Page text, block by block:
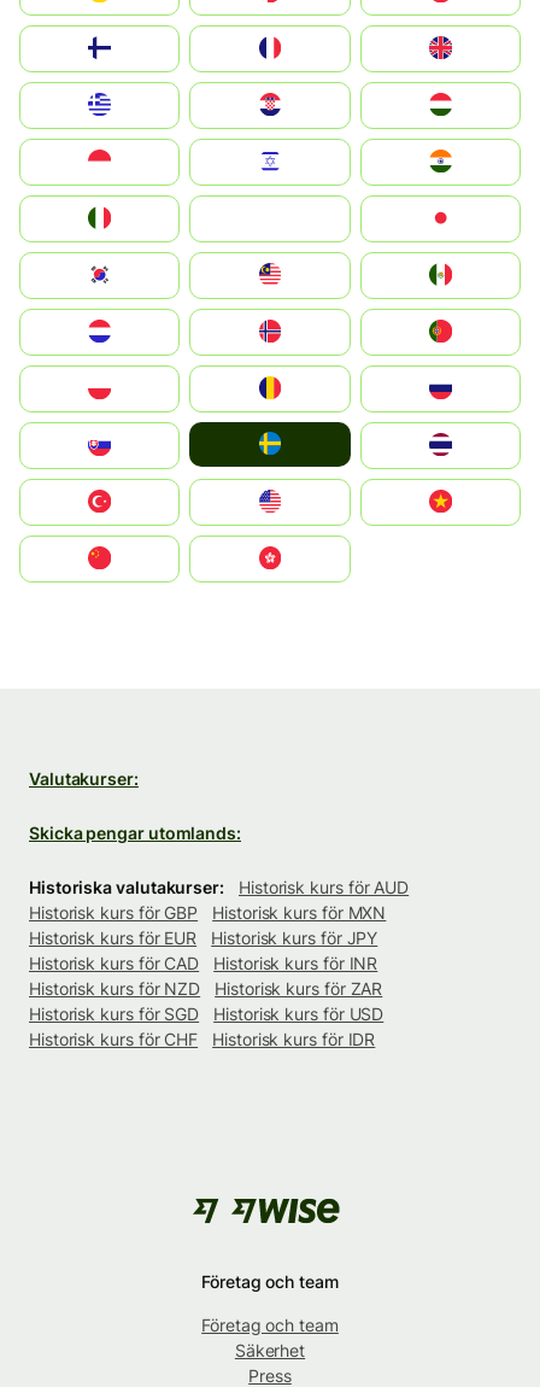
United Kingdom
Magyarország
South Korea
United States
中國香港特別行政區
Valutakurser:
Skicka pengar utomlands:
Historiska valutakurser:
Historisk kurs för AUD
Historisk kurs för GBP
Historisk kurs för MXN
Historisk kurs för EUR
Historisk kurs för JPY
Historisk kurs för CAD
Historisk kurs för INR
Historisk kurs för NZD
Historisk kurs för ZAR
Historisk kurs för SGD
Historisk kurs för USD
Historisk kurs för CHF
Historisk kurs för IDR
Företag och team
Företag och team
Säkerhet
Press